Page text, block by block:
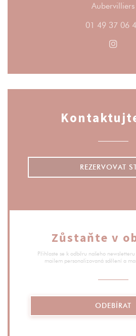
Aubervilliers
01 49 37 06
REZERVOVAT
Zůstaňte v
Přihlaste se k odběru našeho
mailem personalizovaná sdělení a
ODEBÍRAT